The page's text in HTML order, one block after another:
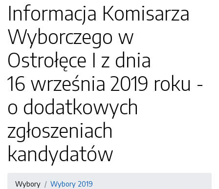
Informacja Komisarza
Wyborczego w
Ostrołęce I z dnia
16 września 2019 roku -
o dodatkowych
zgłoszeniach
kandydatów
Wybory
Wybory 2019